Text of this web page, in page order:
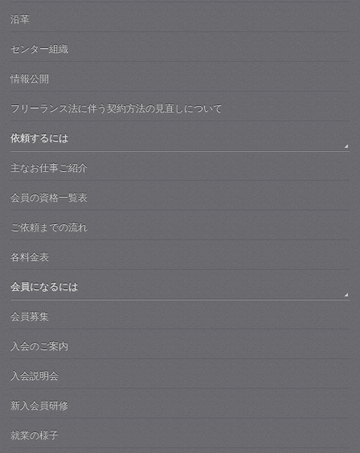
沿革
センター組織
情報公開
フリーランス法に伴う契約方法の見直しについて
依頼するには
主なお仕事ご紹介
会員の資格一覧表
ご依頼までの流れ
各料金表
会員になるには
会員募集
入会のご案内
入会説明会
新入会員研修
就業の様子